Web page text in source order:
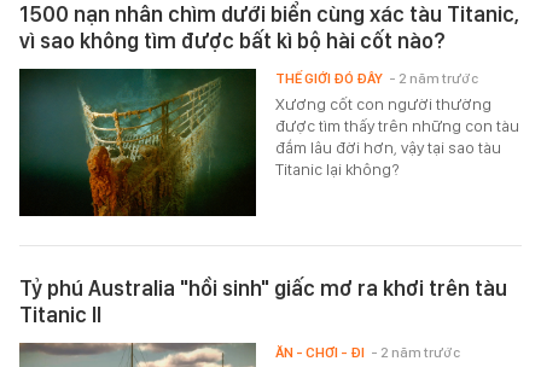
1500 nạn nhân chìm dưới biển cùng xác tàu Titanic,
vì sao không tìm được bất kì bộ hài cốt nào?
Xương cốt con người thường
được tìm thấy trên những con tàu
đắm lâu đời hơn, vậy tại sao tàu
Titanic lại không?
THẾ GIỚI ĐÓ ĐÂY - 2 năm trước
Tỷ phú Australia "hồi sinh" giấc mơ ra khơi trên tàu
Titanic II
ĂN - CHƠI - ĐI - 2 năm trước